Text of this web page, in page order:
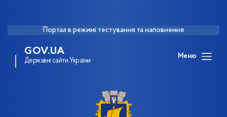
Портал в режимі тестування та наповнення
GOV.UA
Державні сайти України
Меню